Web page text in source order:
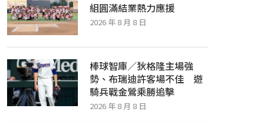
組圓滿結業熱力應援
2026 年 8 月 8 日
棒球智庫／狄格隆主場強
勢、布瑞迪許客場不佳 遊
騎兵戰金鶯乘勝追擊
2026 年 8 月 8 日